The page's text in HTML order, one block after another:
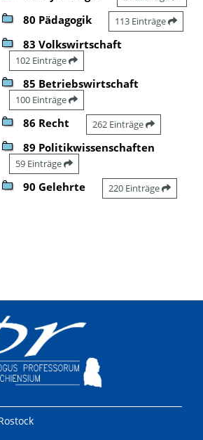
80 Pädagogik 113 Einträge
83 Volkswirtschaft
102 Einträge
85 Betriebswirtschaft
100 Einträge
86 Recht 262 Einträge
89 Politikwissenschaften
59 Einträge
90 Gelehrte 220 Einträge